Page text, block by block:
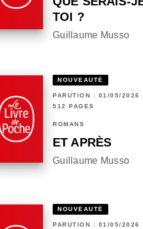
TOI ?
Guillaume Musso
NOUVEAUTÉ
PARUTION : 01/05/2026
512 PAGES
ROMANS
ET APRÈS
Guillaume Musso
NOUVEAUTÉ
PARUTION : 01/05/2026